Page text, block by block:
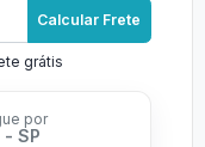
Calcular Frete
grátis
por
- SP